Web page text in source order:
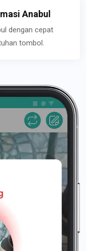
Anabul
dengan cepat
tombol.